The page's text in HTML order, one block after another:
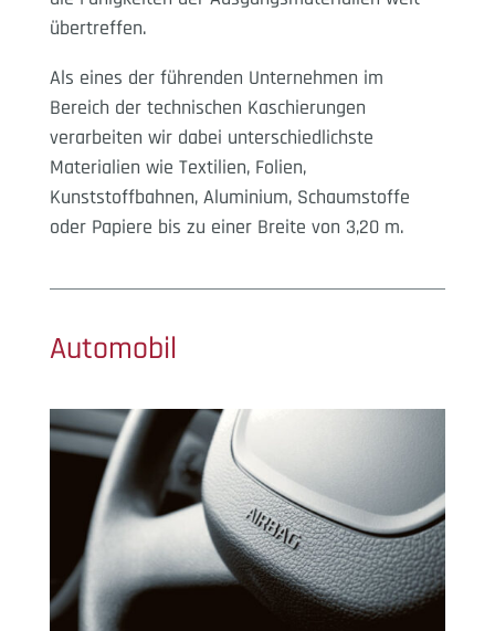
übertreffen.
Als eines der führenden Unternehmen im
Bereich der technischen Kaschierungen
verarbeiten wir dabei unterschiedlichste
Materialien wie Textilien, Folien,
Kunststoffbahnen, Aluminium, Schaumstoffe
oder Papiere bis zu einer Breite von 3,20 m.
Automobil